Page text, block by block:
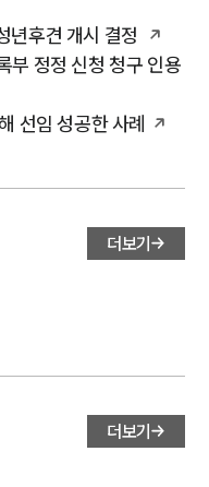
년후견 개시 결정
부 정정 신청 청구 인용
선임 성공한 사례
더보기
더보기